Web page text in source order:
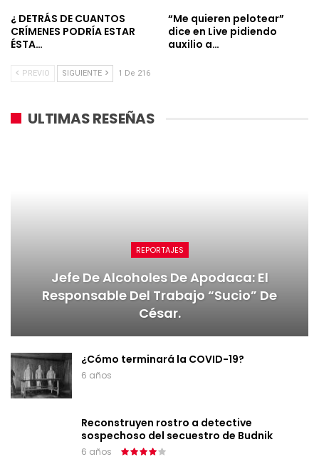
¿ DETRÁS DE CUANTOS
CRÍMENES PODRÍA ESTAR
ÉSTA…
“Me quieren pelotear”
dice en Live pidiendo
auxilio a…
PREVIO SIGUIENTE 1 De 216
ULTIMAS RESEÑAS
REPORTAJES
Jefe De Alcoholes De Apodaca: El
Responsable Del Trabajo “sucio” De
César.
¿Cómo terminará la COVID-19?
6 años
Reconstruyen rostro a detective
sospechoso del secuestro de Budnik
6 años